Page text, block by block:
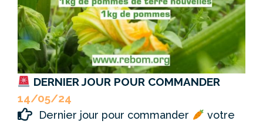
DERNIER JOUR POUR COMMANDER
14/05/24
Dernier jour pour commander
votre